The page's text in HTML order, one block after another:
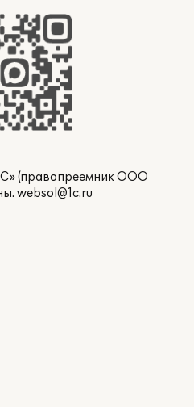
(правопреемник ООО
websol@1c.ru